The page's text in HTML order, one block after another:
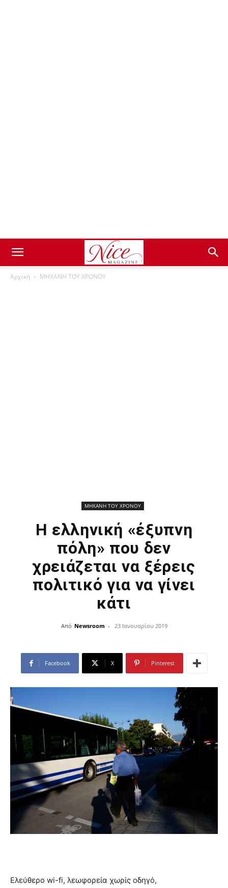
Αρχική ΜΗΧΑΝΗ ΤΟΥ ΧΡΟΝΟΥ
ΜΗΧΑΝΗ ΤΟΥ ΧΡΟΝΟΥ
Η ελληνική «έξυπνη
πόλη» που δεν
χρειάζεται να ξέρεις
πολιτικό για να γίνει
κάτι
Από Newsroom - 23 Ιανουαρίου 2019
Facebook X Pinterest
Ελεύθερο wi-fi, λεωφορεία χωρίς οδηγό,